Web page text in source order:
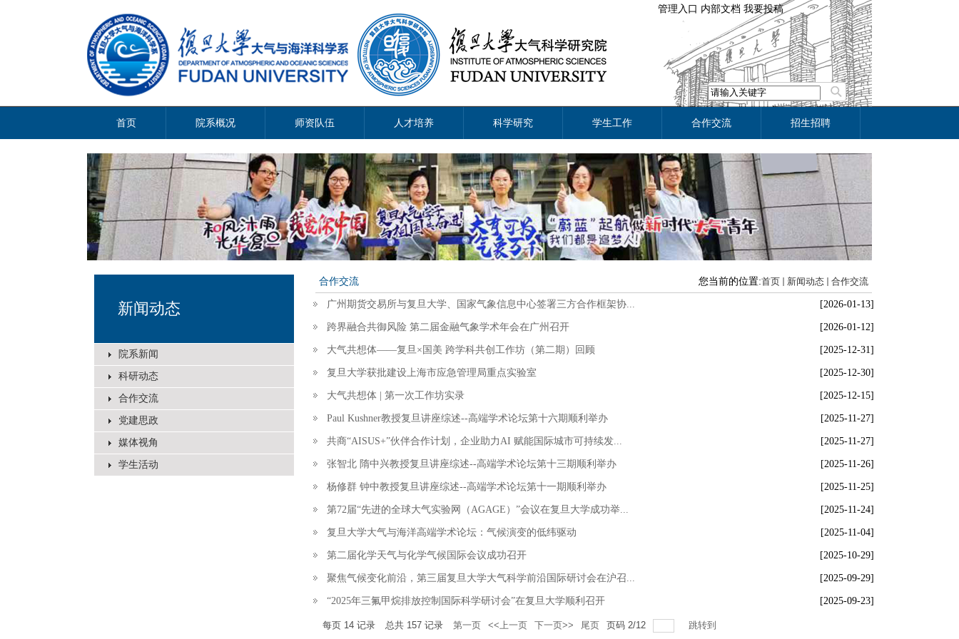
管理入口 内部文档 我要投稿
首页 院系概况 师资队伍 人才培养 科学研究 学生工作 合作交流 招生招聘
新闻动态
院系新闻
科研动态
合作交流
党建思政
媒体视角
学生活动
合作交流 您当前的位置:首页 新闻动态 合作交流
广州期货交易所与复旦大学、国家气象信息中心签署三方合作框架协... [2026-01-13]
跨界融合共御风险 第二届金融气象学术年会在广州召开 [2026-01-12]
大气共想体——复旦×国美 跨学科共创工作坊（第二期）回顾 [2025-12-31]
复旦大学获批建设上海市应急管理局重点实验室 [2025-12-30]
大气共想体 | 第一次工作坊实录 [2025-12-15]
Paul Kushner教授复旦讲座综述--高端学术论坛第十六期顺利举办 [2025-11-27]
共商“AISUS+”伙伴合作计划，企业助力AI 赋能国际城市可持续发... [2025-11-27]
张智北 隋中兴教授复旦讲座综述--高端学术论坛第十三期顺利举办 [2025-11-26]
杨修群 钟中教授复旦讲座综述--高端学术论坛第十一期顺利举办 [2025-11-25]
第72届“先进的全球大气实验网（AGAGE）”会议在复旦大学成功举... [2025-11-24]
复旦大学大气与海洋高端学术论坛：气候演变的低纬驱动 [2025-11-04]
第二届化学天气与化学气候国际会议成功召开 [2025-10-29]
聚焦气候变化前沿，第三届复旦大学大气科学前沿国际研讨会在沪召... [2025-09-29]
“2025年三氟甲烷排放控制国际科学研讨会”在复旦大学顺利召开 [2025-09-23]
每页 14 记录 总共 157 记录 第一页 <<上一页 下一页>> 尾页 页码 2/12 跳转到